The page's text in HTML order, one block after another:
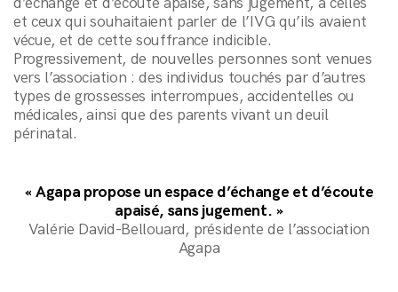
et ceux qui souhaitaient parler de l’IVG qu’ils avaient
vécue, et de cette souffrance indicible.
Progressivement, de nouvelles personnes sont venues
vers l’association : des individus touchés par d’autres
types de grossesses interrompues, accidentelles ou
médicales, ainsi que des parents vivant un deuil
périnatal.
« Agapa propose un espace d’échange et d’écoute
apaisé, sans jugement. »
Valérie David-Bellouard, présidente de l’association
Agapa